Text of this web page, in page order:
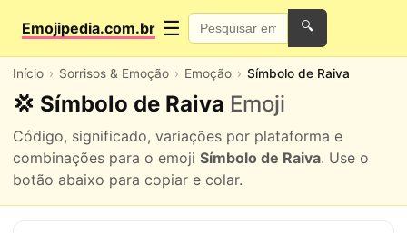
Emojipedia.com.br ☰ 🔍
Início Sorrisos & Emoção Emoção Símbolo de Raiva
💢 Símbolo de Raiva Emoji
Código, significado, variações por plataforma e
combinações para o emoji Símbolo de Raiva. Use o
botão abaixo para copiar e colar.